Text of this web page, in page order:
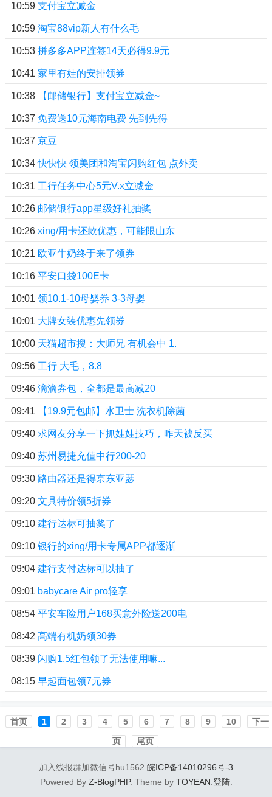
10:59 支付宝立减金
10:59 淘宝88vip新人有什么毛
10:53 拼多多APP连签14天必得9.9元
10:41 家里有娃的安排领券
10:38 【邮储银行】支付宝立减金~
10:37 免费送10元海南电费 先到先得
10:37 京豆
10:34 快快快 领美团和淘宝闪购红包 点外卖
10:31 工行任务中心5元V.x立减金
10:26 邮储银行app星级好礼抽奖
10:26 xing/用卡还款优惠，可能限山东
10:21 欧亚牛奶终于来了领券
10:16 平安口袋100E卡
10:01 领10.1-10母婴奍 3-3母婴
10:01 大牌女装优惠先领券
10:00 天猫超市搜：大师兄 有机会中 1.
09:56 工行 大毛，8.8
09:46 滴滴券包，全都是最高减20
09:41 【19.9元包邮】水卫士 洗衣机除菌
09:40 求网友分享一下抓娃娃技巧，昨天被反买
09:40 苏州易捷充值中行200-20
09:30 路由器还是得京东亚瑟
09:20 文具特价领5折券
09:10 建行达标可抽奖了
09:10 银行的xing/用卡专属APP都逐渐
09:04 建行支付达标可以抽了
09:01 babycare Air pro轻享
08:54 平安车险用户168买意外险送200电
08:42 高端有机奶领30券
08:39 闪购1.5红包领了无法使用嘛...
08:15 早起面包领7元券
首页️ 1 2 3 4 5 6 7 8 9 10
下一
页
尾页
加入线报群加微信号hu1562 皖ICP备14010296号-3
Powered By Z-BlogPHP. Theme by TOYEAN 登陆.